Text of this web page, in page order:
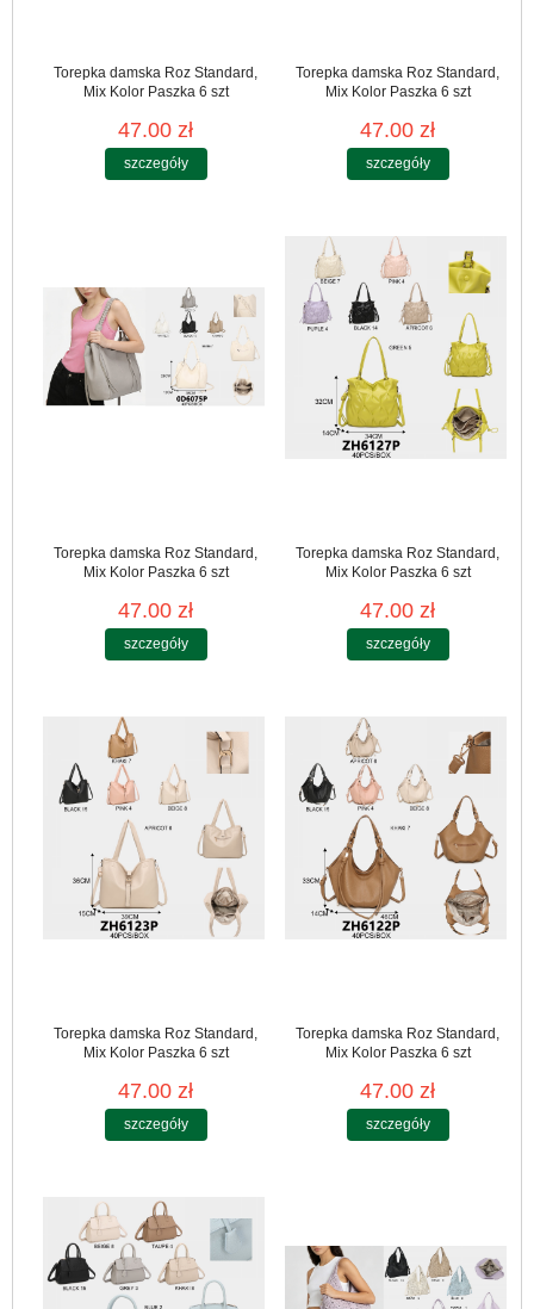
Torepka damska Roz Standard,
Mix Kolor Paszka 6 szt
47.00 zł
szczegóły
Torepka damska Roz Standard,
Mix Kolor Paszka 6 szt
47.00 zł
szczegóły
Torepka damska Roz Standard,
Mix Kolor Paszka 6 szt
47.00 zł
szczegóły
Torepka damska Roz Standard,
Mix Kolor Paszka 6 szt
47.00 zł
szczegóły
Torepka damska Roz Standard,
Mix Kolor Paszka 6 szt
47.00 zł
szczegóły
Torepka damska Roz Standard,
Mix Kolor Paszka 6 szt
47.00 zł
szczegóły